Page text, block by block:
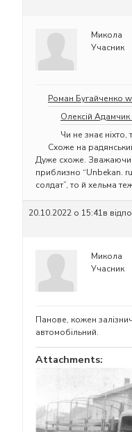
Микола
Учасник
Роман Бугайченко
Олексій
Чи не знає
Схоже на
Дуже схоже. Зважаючи
приблизно “Unbekan.
солдат”, то й хельма
20.10.2022 о 15:41в
Микола
Учасник
Панове, кожен
автомобільний.
Attachments: